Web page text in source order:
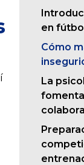
en
Cómo
La